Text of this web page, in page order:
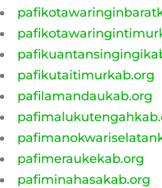
pafikutaitimurkab.org
pafilamandaukab.org
pafimeraukekab.org
pafiminahasakab.org